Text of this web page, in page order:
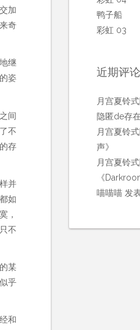
加
奇
继
姿
间
不
存
并
如
，
不
某
乎
和
鸭子船
彩虹 03
近期评论
月宫夏铃
隐匿de存
月宫夏铃
声》
月宫夏铃
《
喵喵喵 发